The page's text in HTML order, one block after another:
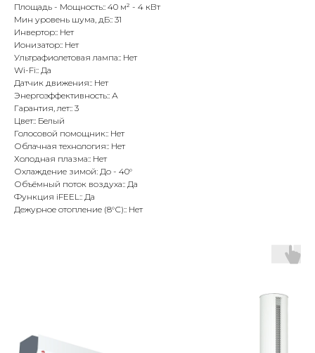
Площадь - Мощность:: 40 м² - 4 кВт
Мин уровень шума, дБ:: 31
Инвертор:: Нет
Ионизатор:: Нет
Ультрафиолетовая лампа:: Нет
Wi-Fi:: Да
Датчик движения:: Нет
Энергоэффективность:: А
Гарантия, лет:: 3
Цвет:: Белый
Голосовой помощник:: Нет
Облачная технология:: Нет
Холодная плазма:: Нет
Охлаждение зимой: До - 40°
Объёмный поток воздуха:: Да
Функция iFEEL:: Да
Дежурное отопление (8°С):: Нет